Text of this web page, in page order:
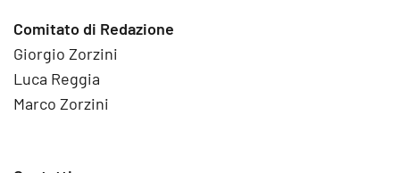
Comitato di Redazione
Giorgio Zorzini
Luca Reggia
Marco Zorzini